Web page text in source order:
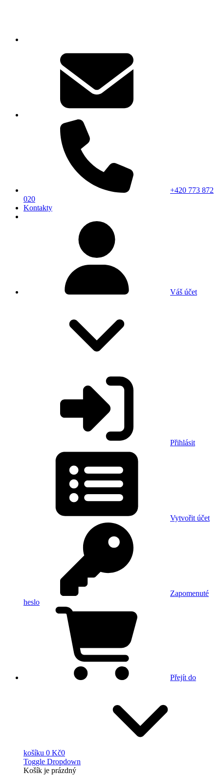
+420 773 872
020
Kontakty
Váš účet
Přihlásit
Vytvořit účet
Zapomenuté
heslo
Přejít do
košíku 0 Kč0
Toggle Dropdown
Košík je prázdný